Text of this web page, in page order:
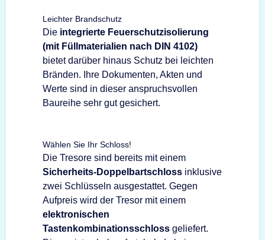
Leichter Brandschutz
Die integrierte Feuerschutzisolierung
(mit Füllmaterialien nach DIN 4102)
bietet darüber hinaus Schutz bei leichten
Bränden. Ihre Dokumenten, Akten und
Werte sind in dieser anspruchsvollen
Baureihe sehr gut gesichert.
Wählen Sie Ihr Schloss!
Die Tresore sind bereits mit einem
Sicherheits-Doppelbartschloss inklusive
zwei Schlüsseln ausgestattet. Gegen
Aufpreis wird der Tresor mit einem
elektronischen
Tastenkombinationsschloss geliefert.